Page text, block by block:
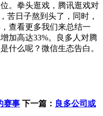
拳头逛戏，腾讯逛戏对
苦日子熬到头了，同时，
查看更多我们来总结一
加高达33%。良多人对腾
什么呢？微信生态告白。
赛事 下一篇： 良多公司或